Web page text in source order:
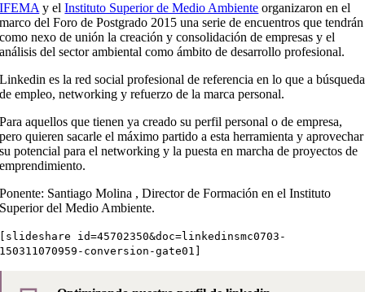
IFEMA y elInstituto Superior de Medio Ambiente organizaron en el
marco del Foro de Postgrado 2015 una serie de encuentros que tendrán
como nexo de unión la creación y consolidación de empresas y el
análisis del sector ambiental como ámbito de desarrollo profesional.
Linkedin es la red social profesional de referencia en lo que a búsqueda
de empleo, networking y refuerzo de la marca personal.
Para aquellos que tienen ya creado su perfil personal o de empresa,
pero quieren sacarle el máximo partido a esta herramienta y aprovechar
su potencial para el networking y la puesta en marcha de proyectos de
emprendimiento.
Ponente: Santiago Molina , Director de Formación en el Instituto
Superior del Medio Ambiente.
[slideshare id=45702350&doc=linkedinsmc0703-
150311070959-conversion-gate01]